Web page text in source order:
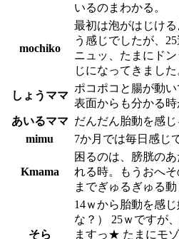
いるのまわかる。
mochiko
最初は泡がはじけ
う感じでしたが、
ニュッ、たまにド
じになってきました
しょうママ
ポコポコと腸が動
表面からも分かる時
あいるママ だんだん胎動を感
mimu
7か月では毎日感じ
Kmama
困るのは、膀胱の
れる時。もうおへ
までぎゅるぎゅる
そら
14ｗから胎動を感
な？） 25ｗですが
ますっ★ たまにモ